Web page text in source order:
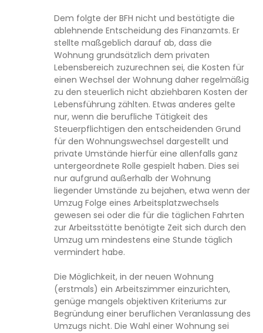
Dem folgte der BFH nicht und bestätigte die
ablehnende Entscheidung des Finanzamts. Er
stellte maßgeblich darauf ab, dass die
Wohnung grundsätzlich dem privaten
Lebensbereich zuzurechnen sei, die Kosten für
einen Wechsel der Wohnung daher regelmäßig
zu den steuerlich nicht abziehbaren Kosten der
Lebensführung zählten. Etwas anderes gelte
nur, wenn die berufliche Tätigkeit des
Steuerpflichtigen den entscheidenden Grund
für den Wohnungswechsel dargestellt und
private Umstände hierfür eine allenfalls ganz
untergeordnete Rolle gespielt haben. Dies sei
nur aufgrund außerhalb der Wohnung
liegender Umstände zu bejahen, etwa wenn der
Umzug Folge eines Arbeitsplatzwechsels
gewesen sei oder die für die täglichen Fahrten
zur Arbeitsstätte benötigte Zeit sich durch den
Umzug um mindestens eine Stunde täglich
vermindert habe.
Die Möglichkeit, in der neuen Wohnung
(erstmals) ein Arbeitszimmer einzurichten,
genüge mangels objektiven Kriteriums zur
Begründung einer beruflichen Veranlassung des
Umzugs nicht. Die Wahl einer Wohnung sei